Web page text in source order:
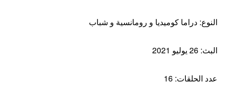
النوع: دراما كوميديا ​​و رومانسية و شباب
البث: 26 يوليو 2021
عدد الحلقات: 16